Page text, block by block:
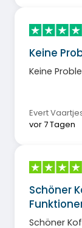
Keine
Keine
Evert
vor 7 Tagen
Schöner
Schöner